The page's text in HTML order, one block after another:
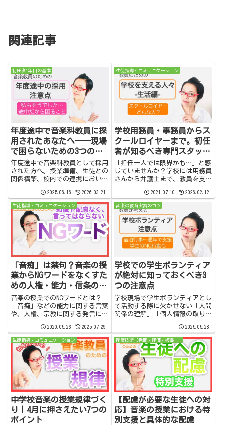
関連記事
初任者1年目の基本
年度途中で音楽科教員に採
用されたあなたへ──現場
で困らないための3つの心
得
年度途中で音楽科教員として採用
された方へ。授業準備、生徒との
関係構築、校内での連携において
実体験に基づいて丁寧に解説しま
す。
2025.06.16 2026.03.21
生徒指導・コミュニケーション
学校用務員・事務員からス
クールロイヤーまで。初任
者が知るべき専門スタッフ
との連携術
「担任一人では限界かも…」と感
じていませんか？学校には用務員
さんから弁護士まで、教員を支え
が知っておきたい彼らの役割と、
明日から使える連携のコツを具体
的に解説します。
2021.07.10 2026.02.12
生徒指導・コミュニケーション
「音痴」は禁句？音楽の授
業からNGワードをなくすた
めの人権・能力・信条のチ
ェックリスト
音楽の授業でのNGワードとは？
「音痴」などの能力に関する言葉
や、人権、宗教に関する発言につ
解説。生徒の心を傷つけず、信頼
を育むための言葉選びのヒント。
2020.05.23 2025.07.29
音楽の教育実習のコツ
学校での学生ボランティア
が絶対に知っておくべき3
つの注意点
学校現場で学生ボランティアとし
て活動する際に欠かせない「人間
関係の理解」「個人情報の取り扱
を解説。失敗しないために知って
おきたい具体例と心得を詳しく紹
介します。
2025.05.28
生徒指導・コミュニケーション
中学校音楽の授業規律づく
り｜4月に押さえたい7つの
ポイント
授業技術（発問・評価・板書・声かけ）
【配慮が必要な生徒への対
応】音楽の授業における特
別支援と具体的な配慮